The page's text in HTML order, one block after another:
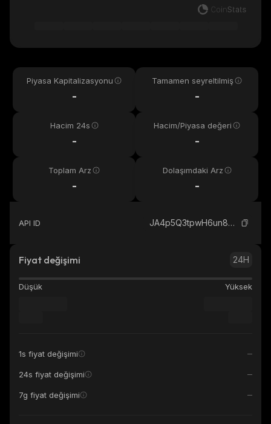
Piyasa Kapitalizasyonu
-
Tamamen seyreltilmiş
-
Hacim 24s
-
Hacim/Piyasa değeri
-
Toplam Arz
-
Dolaşımdaki Arz
-
API ID JA4p5Q3tpwH6un8MqpjJjM2Jw38n3WBk9jM29F2941Tg_solana
Fiyat değişimi 24H
Düşük Yüksek
1s fiyat değişimi
24s fiyat değişimi
7g fiyat değişimi